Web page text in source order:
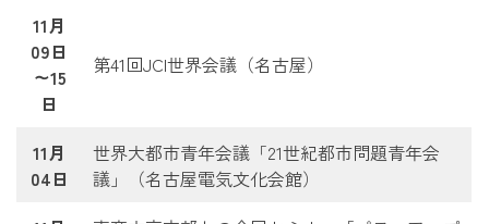
11月
09日
～15
日
第41回JCI世界会議（名古屋）
11月
04日
世界大都市青年会議「21世紀都市問題青年会
議」（名古屋電気文化会館）